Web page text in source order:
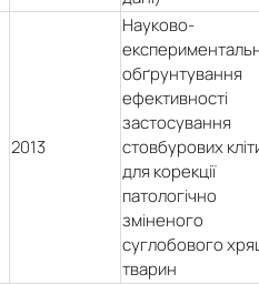
2013
Науково-
обґрунтування
ефективності
застосування
стовбурових
для корекції
патологічно
зміненого
суглобового
тварин